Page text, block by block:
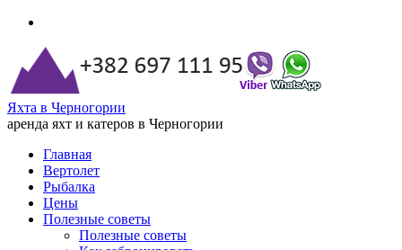
Яхта в Черногории
аренда яхт и катеров в Черногории
Главная
Вертолет
Рыбалка
Цены
Полезные советы
Полезные советы